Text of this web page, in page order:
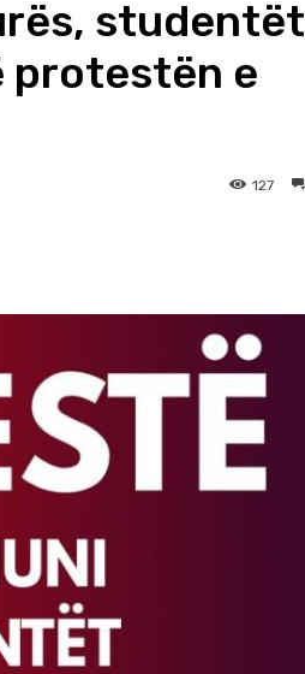
studentët
protestën e
127